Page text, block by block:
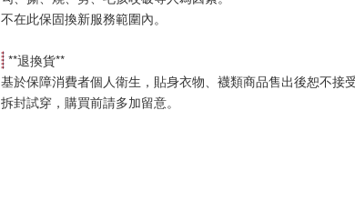
不在此保固換新服務範圍內。
**退換貨**
基於保障消費者個人衛生，貼身衣物、襪類商品售出後恕不接
拆封試穿，購買前請多加留意。